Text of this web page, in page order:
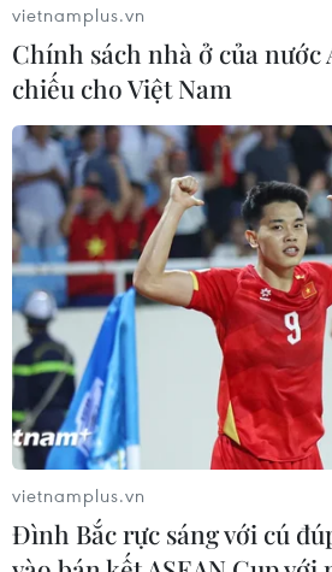
vietnamplus.vn
Chính sách nhà ở của nước
chiếu cho Việt Nam
vietnamplus.vn
Đình Bắc rực sáng với cú